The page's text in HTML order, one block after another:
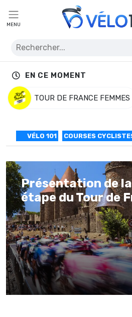
MENU
EN CE MOMENT
TOUR DE FRANCE FEMMES
VÉLO 101 COURSES
Présentation de
étape du Tour de